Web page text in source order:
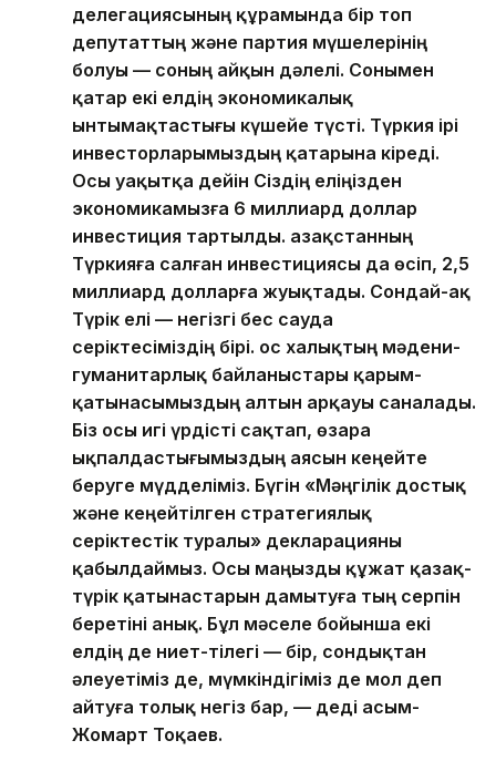
делегациясының құрамында бір топ
депутаттың және партия мүшелерінің
болуы — соның айқын дәлелі. Сонымен
қатар екі елдің экономикалық
ынтымақтастығы күшейе түсті. Түркия ірі
инвесторларымыздың қатарына кіреді.
Осы уақытқа дейін Сіздің еліңізден
экономикамызға 6 миллиард доллар
инвестиция тартылды. Қазақстанның
Түркияға салған инвестициясы да өсіп, 2,5
миллиард долларға жуықтады. Сондай-ақ
Түрік елі — негізгі бес сауда
серіктесіміздің бірі. Қос халықтың мәдени-
гуманитарлық байланыстары қарым-
қатынасымыздың алтын арқауы саналады.
Біз осы игі үрдісті сақтап, өзара
ықпалдастығымыздың аясын кеңейте
беруге мүдделіміз. Бүгін «Мәңгілік достық
және кеңейтілген стратегиялық
серіктестік туралы» декларацияны
қабылдаймыз. Осы маңызды құжат қазақ-
түрік қатынастарын дамытуға тың серпін
беретіні анық. Бұл мәселе бойынша екі
елдің де ниет-тілегі — бір, сондықтан
әлеуетіміз де, мүмкіндігіміз де мол деп
айтуға толық негіз бар, — деді Қасым-
Жомарт Тоқаев.